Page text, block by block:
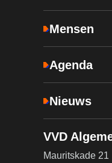
Mensen
Agenda
Nieuws
VVD
Mauritskade 21